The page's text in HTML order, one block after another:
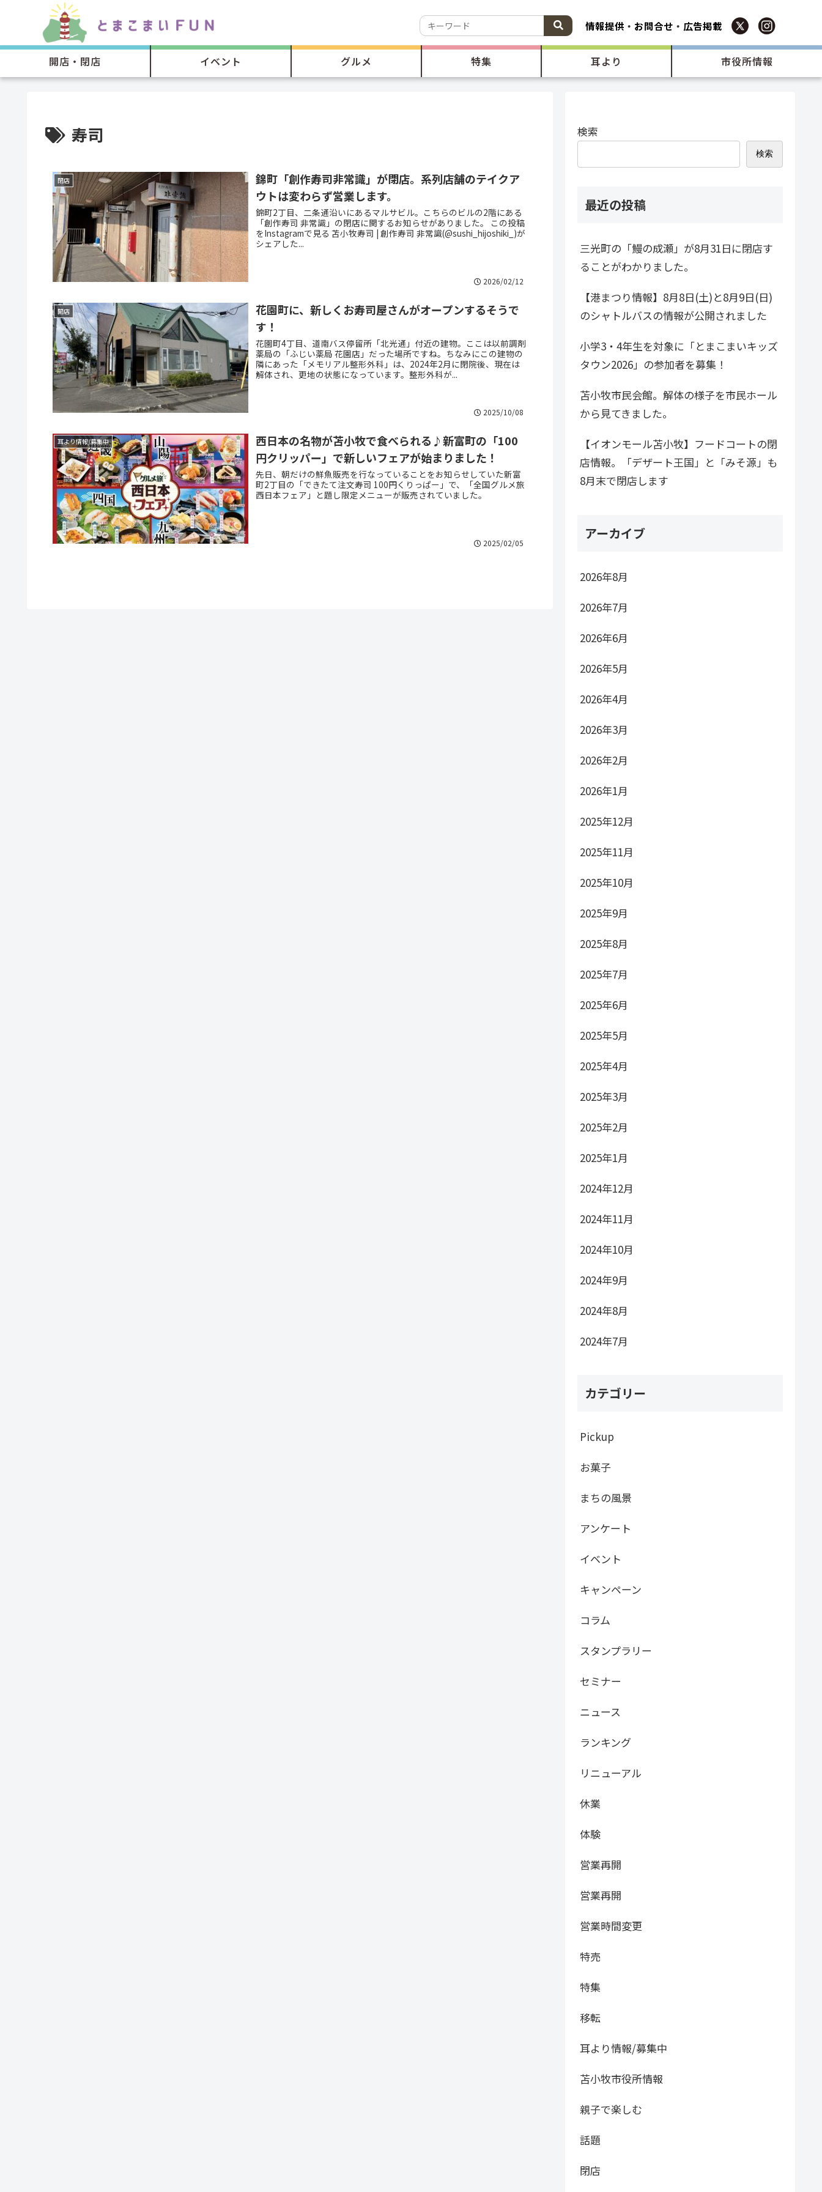
情報提供 ・ お問合せ ・ 広告掲載
開店・閉店 イベント グルメ 特集 耳より 市役所情報
寿司
閉店
錦町「創作寿司非常識」が閉店。系列店舗のテイクア
ウトは変わらず営業します。
錦町2丁目、二条通沿いにあるマルサビル。こちらのビルの2階にある
「創作寿司 非常識」の閉店に関するお知らせがありました。 この投稿
をInstagramで見る 苫小牧寿司 | 創作寿司 非常識(@sushi_hijoshiki_)が
シェアした...
2026/02/12
開店
花園町に、新しくお寿司屋さんがオープンするそうで
す！
花園町4丁目、道南バス停留所「北光通」付近の建物。ここは以前調剤
薬局の「ふじい薬局 花園店」だった場所ですね。ちなみにこの建物の
隣にあった「メモリアル整形外科」は、2024年2月に閉院後、現在は
解体され、更地の状態になっています。整形外科が...
2025/10/08
耳より情報/募集中
西日本の名物が苫小牧で食べられる♪新富町の「100
円クリッパー」で新しいフェアが始まりました！
先日、朝だけの鮮魚販売を行なっていることをお知らせしていた新富
町2丁目の「できたて注文寿司 100円くりっぱー」で、「全国グルメ旅
西日本フェア」と題し限定メニューが販売されていました。
2025/02/05
検索
検索
最近の投稿
三光町の「鰻の成瀬」が8月31日に閉店す
ることがわかりました。
【港まつり情報】8月8日(土)と8月9日(日)
のシャトルバスの情報が公開されました
小学3・4年生を対象に「とまこまいキッズ
タウン2026」の参加者を募集！
苫小牧市民会館。解体の様子を市民ホール
から見てきました。
【イオンモール苫小牧】フードコートの閉
店情報。「デザート王国」と「みそ源」も
8月末で閉店します
アーカイブ
2026年8月
2026年7月
2026年6月
2026年5月
2026年4月
2026年3月
2026年2月
2026年1月
2025年12月
2025年11月
2025年10月
2025年9月
2025年8月
2025年7月
2025年6月
2025年5月
2025年4月
2025年3月
2025年2月
2025年1月
2024年12月
2024年11月
2024年10月
2024年9月
2024年8月
2024年7月
カテゴリー
Pickup
お菓子
まちの風景
アンケート
イベント
キャンペーン
コラム
スタンプラリー
セミナー
ニュース
ランキング
リニューアル
休業
体験
営業再開
営業再開
営業時間変更
特売
特集
移転
耳より情報/募集中
苫小牧市役所情報
親子で楽しむ
話題
閉店